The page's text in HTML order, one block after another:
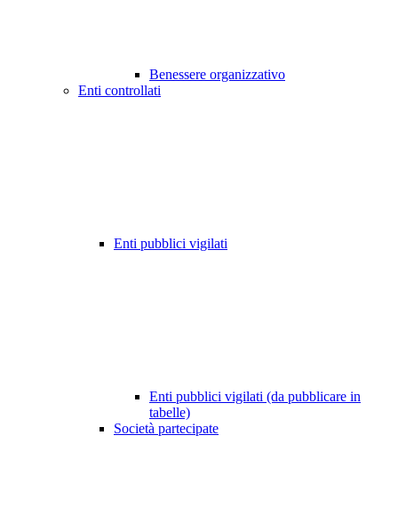
Benessere organizzativo
Enti controllati
Enti pubblici vigilati
Enti pubblici vigilati (da pubblicare in
tabelle)
Società partecipate